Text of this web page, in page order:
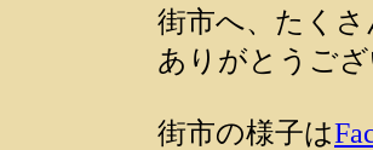
街市へ、たく
ありがとうご
街市の様子は